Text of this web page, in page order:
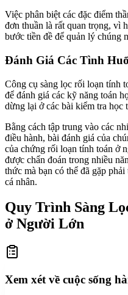
Việc phân biệt các đặc điểm
đơn thuần là rất quan trọng, vì
bước tiền đề để quản lý chúng
Đánh Giá Các Tình
Công cụ sàng lọc rối loạn tính
để đánh giá các kỹ năng toán
dừng lại ở các bài kiểm tra học
Bằng cách tập trung vào các
điều hành, bài đánh giá của
của chứng rối loạn tính toán ở
được chẩn đoán trong nhiều
thức mà bạn có thể đã gặp
cá nhân.
Quy Trình Sàng
ở Người Lớn
Xem xét về cuộc sống